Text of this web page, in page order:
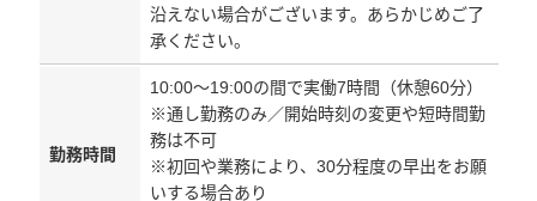
沿えない場合がございます。あらかじめご了
承ください。
勤務時間
10:00～19:00の間で実働7時間（休憩60分）
※通し勤務のみ／開始時刻の変更や短時間勤
務は不可
※初回や業務により、30分程度の早出をお願
いする場合あり